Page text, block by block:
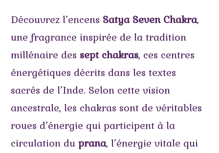
Découvrez l’encens Satya Seven Chakra,
une fragrance inspirée de la tradition
millénaire des sept chakras, ces centres
énergétiques décrits dans les textes
sacrés de l’Inde. Selon cette vision
ancestrale, les chakras sont de véritables
roues d’énergie qui participent à la
circulation duprana, l’énergie vitale qui